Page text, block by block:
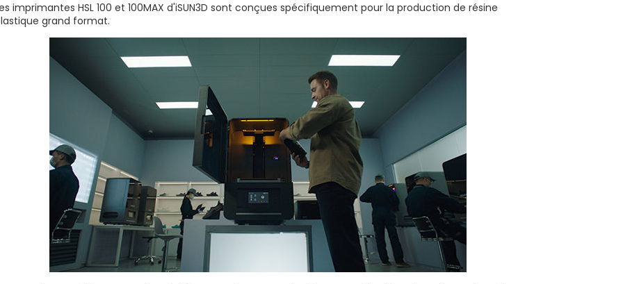
imprimantes HSL 100 et 100MAX d'iSUN3D sont conçues spécifiquement pour la production de résine
grand format.